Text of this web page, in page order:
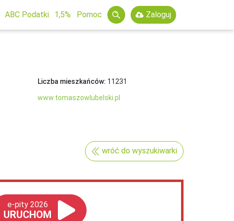
ABC Podatki 1,5% Pomoc Zaloguj
Liczba mieszkańców: 11231
www.tomaszowlubelski.pl
wróć do wyszukiwarki
e-pity 2026
URUCHOM